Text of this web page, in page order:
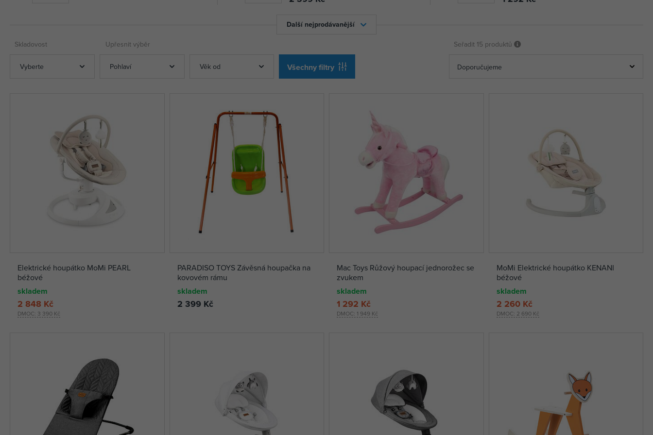
Další nejprodávanější
Skladovost Upřesnit výběr
Vyberte Pohlaví Věk od Všechny filtry
Seřadit 15 produktů
Elektrické houpátko MoMi PEARL
béžové
skladem
DMOC: 3 390 Kč
2 848 Kč
PARADISO TOYS Závěsná houpačka na
kovovém rámu
skladem
2 399 Kč
Mac Toys Růžový houpací jednorožec se
zvukem
skladem
DMOC: 1 949 Kč
1 292 Kč
MoMi Elektrické houpátko KENANI
béžové
skladem
DMOC: 2 690 Kč
2 260 Kč